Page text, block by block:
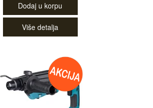
Dodaj u korpu
Više detalja